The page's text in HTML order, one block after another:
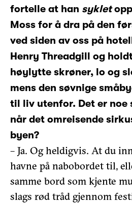
fortelle at han syklet
Moss for å dra på den
ved siden av oss på
Henry Threadgill og
høylytte skrøner, lo og
mens den søvnige
til liv utenfor. Det er noe
når det omreisende
byen?
– Ja. Og heldigvis. At du
havne på nabobordet til,
samme bord som kjente
slags rød tråd gjennom